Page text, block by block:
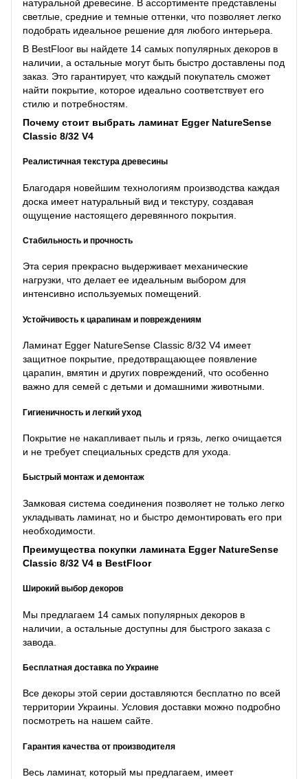
натуральной древесине. В ассортименте представлены
светлые, средние и темные оттенки, что позволяет легко
подобрать идеальное решение для любого интерьера.
В BestFloor вы найдете 14 самых популярных декоров в
наличии, а остальные могут быть быстро доставлены под
заказ. Это гарантирует, что каждый покупатель сможет
найти покрытие, которое идеально соответствует его
стилю и потребностям.
Почему стоит выбрать ламинат Egger NatureSense
Classic 8/32 V4
Реалистичная текстура древесины
Благодаря новейшим технологиям производства каждая
доска имеет натуральный вид и текстуру, создавая
ощущение настоящего деревянного покрытия.
Стабильность и прочность
Эта серия прекрасно выдерживает механические
нагрузки, что делает ее идеальным выбором для
интенсивно используемых помещений.
Устойчивость к царапинам и повреждениям
Ламинат Egger NatureSense Classic 8/32 V4 имеет
защитное покрытие, предотвращающее появление
царапин, вмятин и других повреждений, что особенно
важно для семей с детьми и домашними животными.
Гигиеничность и легкий уход
Покрытие не накапливает пыль и грязь, легко очищается
и не требует специальных средств для ухода.
Быстрый монтаж и демонтаж
Замковая система соединения позволяет не только легко
укладывать ламинат, но и быстро демонтировать его при
необходимости.
Преимущества покупки ламината Egger NatureSense
Classic 8/32 V4 в BestFloor
Широкий выбор декоров
Мы предлагаем 14 самых популярных декоров в
наличии, а остальные доступны для быстрого заказа с
завода.
Бесплатная доставка по Украине
Все декоры этой серии доставляются бесплатно по всей
территории Украины. Условия доставки можно подробно
посмотреть на нашем сайте.
Гарантия качества от производителя
Весь ламинат, который мы предлагаем, имеет